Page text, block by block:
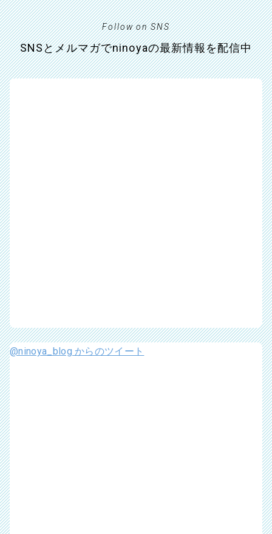
Follow on SNS
SNSとメルマガでninoyaの最新情報を配信中
@ninoya_blog からのツイート